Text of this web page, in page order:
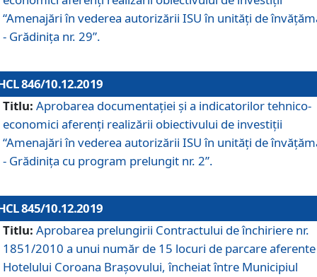
“Amenajări în vederea autorizării ISU în unități de
- Grădinița nr. 29”.
846/10.12.2019
Titlu: Aprobarea documentației și a indicatorilor tehnico-
economici aferenți realizării obiectivului de investiții
“Amenajări în vederea autorizării ISU în unități de
- Grădinița cu program prelungit nr. 2”.
845/10.12.2019
Titlu: Aprobarea prelungirii Contractului de închiriere nr.
1851/2010 a unui număr de 15 locuri de parcare aferente
Hotelului Coroana Brașovului, încheiat între Municipiul